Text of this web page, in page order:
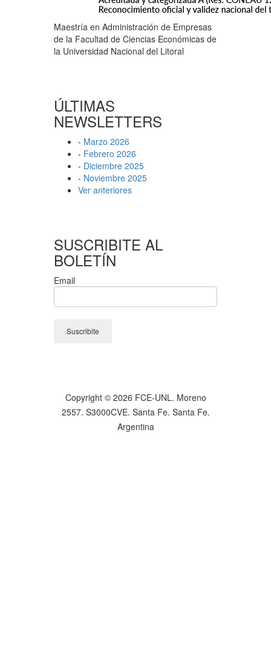
Maestría en Administración de Empresas
de la Facultad de Ciencias Económicas de
la Universidad Nacional del Litoral
ÚLTIMAS
NEWSLETTERS
- Marzo 2026
- Febrero 2026
- Diciembre 2025
- Noviembre 2025
Ver anteriores
SUSCRIBITE AL
BOLETÍN
Email
Copyright © 2026 FCE-UNL. Moreno
2557. S3000CVE. Santa Fe. Santa Fe.
Argentina